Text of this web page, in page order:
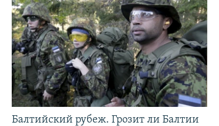
Балтийский рубеж. Грозит ли Балтии